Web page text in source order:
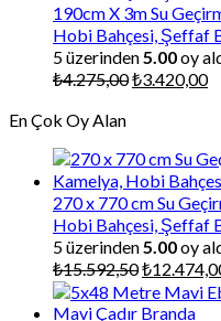
190cm X 3m Su
Hobi Bahçesi, Şeffaf
5 üzerinden 5.00oy
₺4.275,00Orijinal
₺3.420,00Şu
En Çok Oy Alan
270 x 770 cm Su
Hobi Bahçesi, Şeffaf
5 üzerinden 5.00oy
₺15.592,50Orijinal
fiyat:
₺15.592,50.
₺